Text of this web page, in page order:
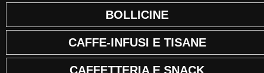
BOLLICINE
CAFFE-INFUSI E TISANE
CAFFETTERIA E SNACK